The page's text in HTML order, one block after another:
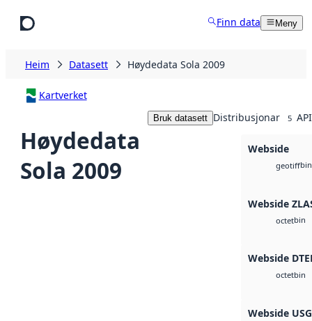
Finn data Meny
Heim Datasett Høydedata Sola 2009
Kartverket
Høydedata
Sola 2009
Bruk datasett Distribusjonar 5
Webside
geotiffbin
Webside
octetbin
Webside
octetbin
Webside